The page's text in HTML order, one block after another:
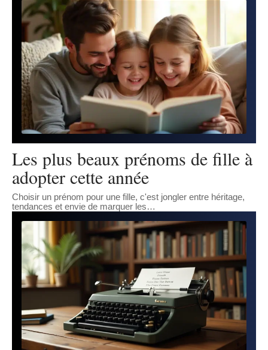
Les plus beaux prénoms de fille à
adopter cette année
Choisir un prénom pour une fille, c'est jongler entre héritage,
tendances et envie de marquer les…